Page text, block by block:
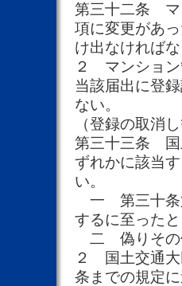
第三十二条 マ
項に変更があ
け出なければ
２ マンション
当該届出に登
ない。
（登録の取消
第三十三条 国
ずれかに該当
い。
一 第三十条
するに至った
二 偽りその
２ 国土交通大
条までの規定